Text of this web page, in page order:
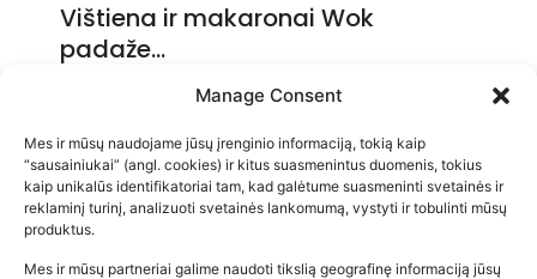
Manage Consent
Mes ir mūsų naudojame jūsų įrenginio informaciją, tokią kaip
“sausainiukai” (angl. cookies) ir kitus suasmenintus duomenis, tokius
kaip unikalūs identifikatoriai tam, kad galėtume suasmeninti svetainės ir
reklaminį turinį, analizuoti svetainės lankomumą, vystyti ir tobulinti mūsų
produktus.
Mes ir mūsų partneriai galime naudoti tikslią geografinę informaciją jūsų
Vištiena ir makaronai Wok
padaže…